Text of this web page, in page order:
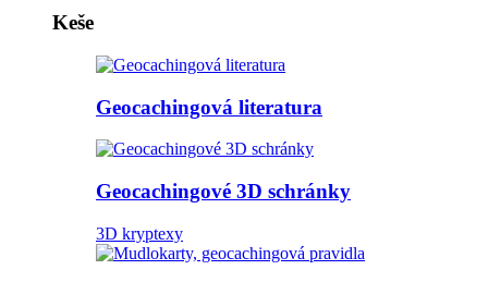
Keše
Geocachingová literatura
Geocachingové 3D schránky
3D kryptexy